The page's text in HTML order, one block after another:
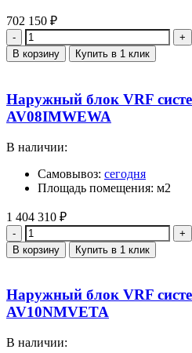
702 150 ₽
Количество
В корзину Купить в 1 клик
Наружный блок VRF
AV08IMWEWA
В наличии:
Самовывоз: сегодня
Площадь помещения: м2
1 404 310 ₽
Количество
В корзину Купить в 1 клик
Наружный блок VRF
AV10NMVETA
В наличии: